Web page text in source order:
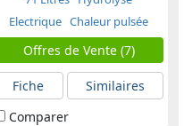
Electrique Chaleur pulsée
Offres de Vente (7)
Fiche
Similaires
Comparer